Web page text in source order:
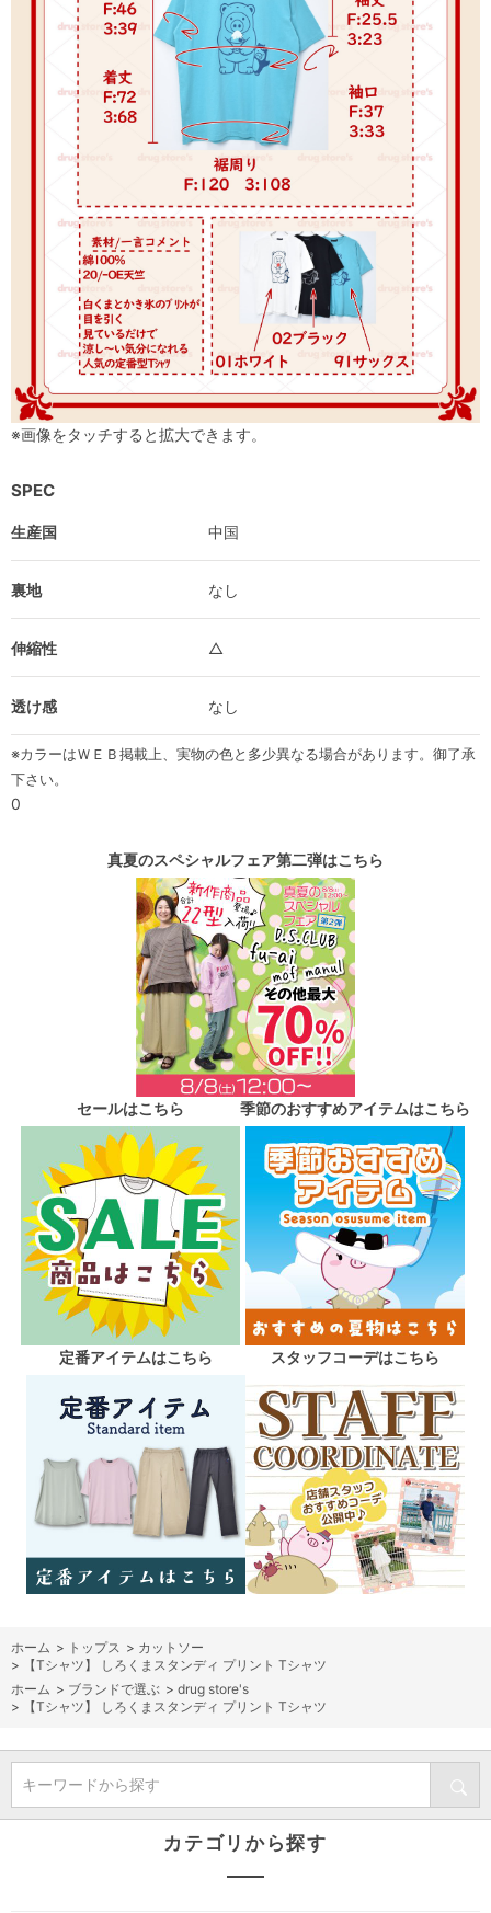
※画像をタッチすると拡大できます。
SPEC
生産国 中国
裏地 なし
伸縮性 △
透け感 なし
※カラーはＷＥＢ掲載上、実物の色と多少異なる場合があります。御了承
下さい。
0
真夏のスペシャルフェア第二弾はこちら
セールはこちら 季節のおすすめアイテムはこちら
定番アイテムはこちら スタッフコーデはこちら
ホーム > トップス > カットソー
>
【Tシャツ】 しろくまスタンディ プリント Tシャツ
ホーム > ブランドで選ぶ > drug store's
>
【Tシャツ】 しろくまスタンディ プリント Tシャツ
キーワードから探す
カテゴリから探す